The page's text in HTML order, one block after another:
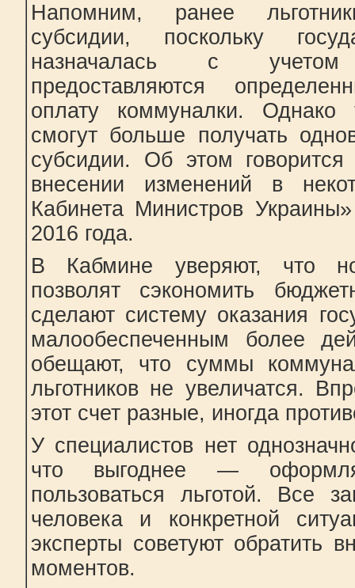
Напомним, ранее
субсидии, поскольку
назначалась с
предоставляются
оплату коммуналки. Однако
смогут больше получать
субсидии. Об этом
внесении изменений в
Кабинета Министров
2016 года.
В Кабмине уверяют, что
позволят сэкономить
сделают систему оказания
малообеспеченным более
обещают, что суммы
льготников не увеличатся.
этот счет разные, иногда
У специалистов нет
что выгоднее —
пользоваться льготой. Все
человека и конкретной
эксперты советуют обратить
моментов.